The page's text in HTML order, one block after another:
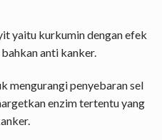
yaitu kurkumin dengan efek
anti kanker.
mengurangi penyebaran sel
enzim tertentu yang